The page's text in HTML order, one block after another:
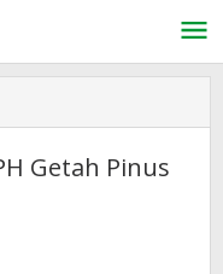
Getah Pinus